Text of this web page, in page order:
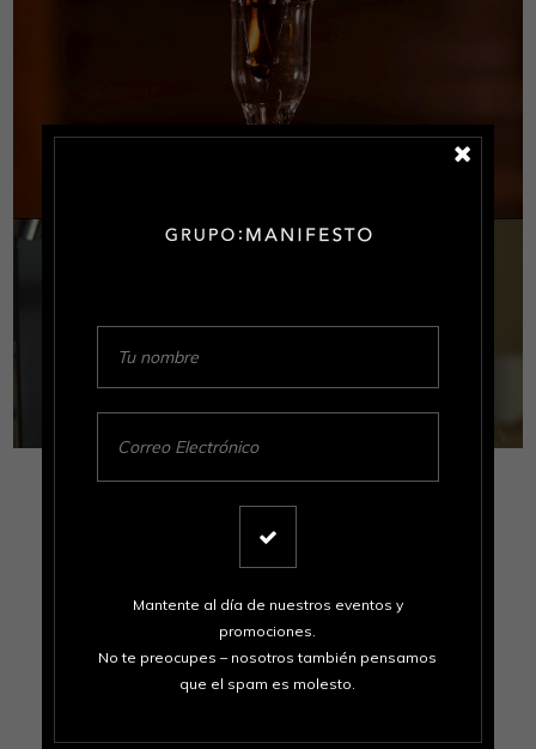
Somos una Casa Tostadora Calabrese.
Nuestro manifiesto se resume en darte
el mejor café posible, desde la
forma de preparar el café.
Somos amantes del café y somos
familia. Nuestra motivación es
tenemos a esta bebida. No somos
Mantente al día de nuestros eventos y
promociones.
No te preocupes – nosotros también pensamos
que el spam es molesto.